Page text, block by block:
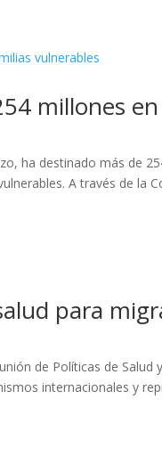
millones
ha destinado más de
A través de la
para
de Políticas de
internacionales y